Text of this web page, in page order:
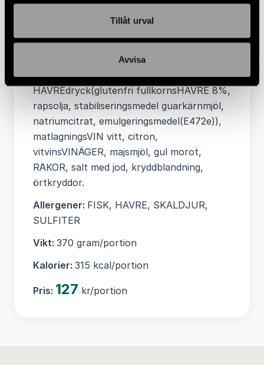
Tillåt urval
Avvisa
fett 0,2 g, Kolhydrater 7 g, -varav
Sockerarter 1,8 g, Protein 9 g, Salt 0,4 g
Ingredienser:TORSK, potatis, morot, lök,
purjolök, vitlök, KRÄFTOR,
tomatpuré(tomater), paprika,
HAVREdryck(glutenfri fullkornsHAVRE 8%,
rapsolja, stabiliseringsmedel guarkärnmjöl,
natriumcitrat, emulgeringsmedel(E472e)),
matlagningsVIN vitt, citron,
vitvinsVINÄGER, majsmjöl, gul morot,
RÄKOR, salt med jod, kryddblandning,
örtkryddor.
Allergener: FISK, HAVRE, SKALDJUR,
SULFITER
Vikt: 370 gram/portion
Kalorier: 315 kcal/portion
Pris: 127 kr/portion